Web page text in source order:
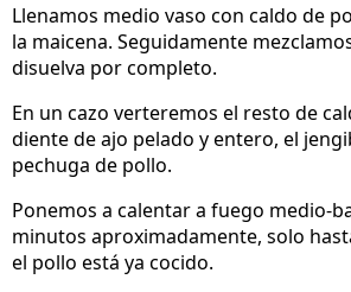
Llenamos medio vaso con caldo de
la maicena. Seguidamente
disuelva por completo.
En un cazo verteremos el resto de
diente de ajo pelado y entero, el
pechuga de pollo.
Ponemos a calentar a fuego medio-
minutos aproximadamente, solo
el pollo está ya cocido.